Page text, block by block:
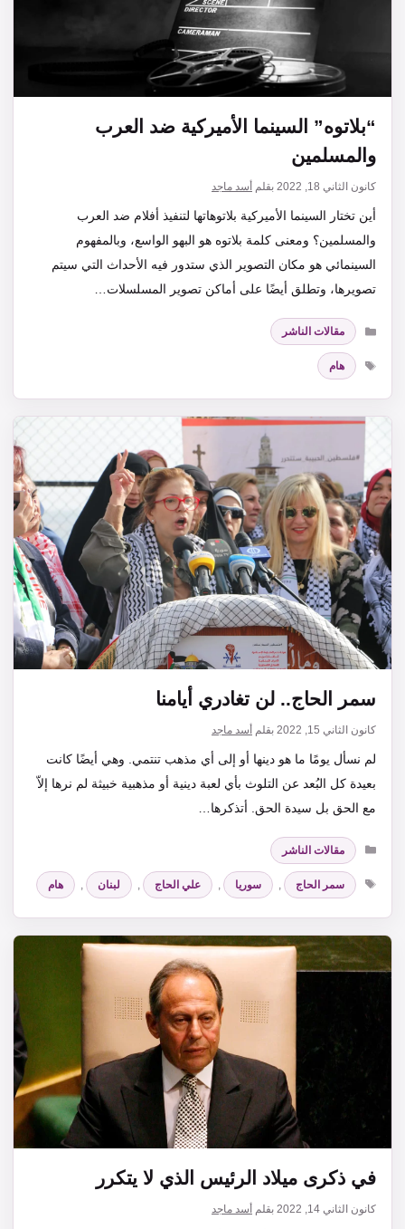
“بلاتوه” السينما الأميركية ضد العرب
والمسلمين
كانون الثاني 18, 2022 بقلم أسد ماجد
أين تختار السينما الأميركية بلاتوهاتها لتنفيذ أفلام ضد العرب
والمسلمين؟ ومعنى كلمة بلاتوه هو البهو الواسع، وبالمفهوم
السينمائي هو مكان التصوير الذي ستدور فيه الأحداث التي سيتم
تصويرها، وتطلق أيضًا على أماكن تصوير المسلسلات…
التصنيفات
مقالات الناشر
الوسوم
هام
سمر الحاج.. لن تغادري أيامنا
كانون الثاني 15, 2022 بقلم أسد ماجد
لم نسأل يومًا ما هو دينها أو إلى أي مذهب تنتمي. وهي أيضًا كانت
بعيدة كل البُعد عن التلوث بأي لعبة دينية أو مذهبية خبيثة لم نرها إلاّ
مع الحق بل سيدة الحق. أتذكرها…
التصنيفات
مقالات الناشر
الوسوم
سمر الحاج , سوريا , علي الحاج , لبنان , هام
في ذكرى ميلاد الرئيس الذي لا يتكرر
كانون الثاني 14, 2022 بقلم أسد ماجد